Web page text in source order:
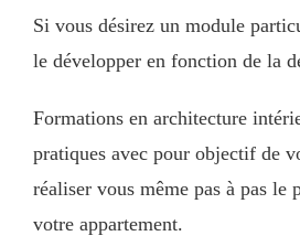
Si vous désirez un module
le développer en fonction de la
Formations en architecture
pratiques avec pour objectif de
réaliser vous même pas à pas le
votre appartement.